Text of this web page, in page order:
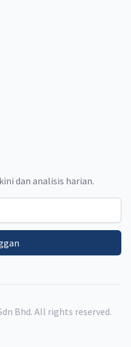
dan analisis harian.
Bhd. All rights reserved.